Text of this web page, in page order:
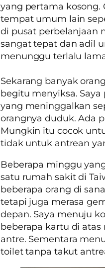
yang pertama kosong.
tempat umum lain
di pusat perbelanjaan
sangat tepat dan adil
menunggu terlalu
Sekarang banyak
begitu menyiksa.
yang meninggalkan
orangnya duduk. Ada
Mungkin itu cocok
tidak untuk antrean
Beberapa minggu
satu rumah sakit di
beberapa orang di
tetapi juga merasa
depan. Saya menuju
beberapa kartu di atas
antre. Sementara
toilet tanpa takut